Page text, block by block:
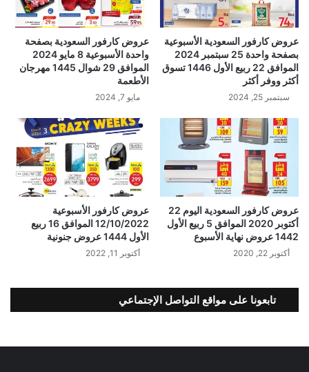
عروض كارفور السعودية الأسبوعية
بصفحة واحدة 25 سبتمبر 2024
الموافق 22 ربيع الأول 1446 تسوق
أكثر ووفر أكثر
سبتمبر 25, 2024
عروض كارفور السعودية بصفحة
واحدة الأسبوعية 8 مايو 2024
الموافق 29 شوال 1445 مهرجان
الأطعمة
مايو 7, 2024
عروض كارفور السعودية اليوم 22
أكتوبر 2020 الموافق 5 ربيع الأول
1442 عروض نهاية الأسبوع
أكتوبر 22, 2020
عروض كارفور الأسبوعية
12/10/2022 الموافق 16 ربيع
الأول 1444 عروض جنونية
أكتوبر 11, 2022
تابعونا على مواقع التواصل الإجتماعي